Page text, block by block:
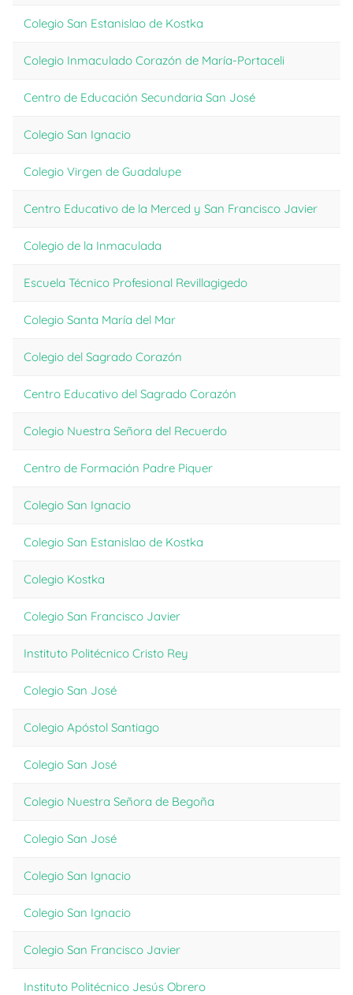
Colegio San Estanislao de Kostka
Colegio Inmaculado Corazón de María-Portaceli
Centro de Educación Secundaria San José
Colegio San Ignacio
Colegio Virgen de Guadalupe
Centro Educativo de la Merced y San Francisco Javier
Colegio de la Inmaculada
Escuela Técnico Profesional Revillagigedo
Colegio Santa María del Mar
Colegio del Sagrado Corazón
Centro Educativo del Sagrado Corazón
Colegio Nuestra Señora del Recuerdo
Centro de Formación Padre Piquer
Colegio San Ignacio
Colegio San Estanislao de Kostka
Colegio Kostka
Colegio San Francisco Javier
Instituto Politécnico Cristo Rey
Colegio San José
Colegio Apóstol Santiago
Colegio San José
Colegio Nuestra Señora de Begoña
Colegio San José
Colegio San Ignacio
Colegio San Ignacio
Colegio San Francisco Javier
Instituto Politécnico Jesús Obrero